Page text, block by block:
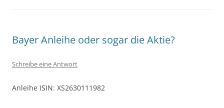
Bayer Anleihe oder sogar die Aktie?
Schreibe eine Antwort
Anleihe ISIN: XS2630111982